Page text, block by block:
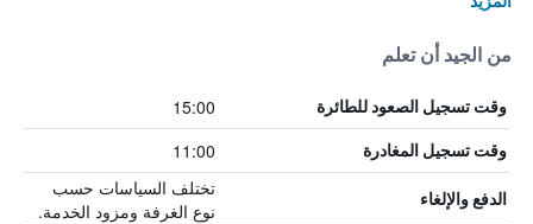
من الجيد أن تعلم
وقت تسجيل الصعود للطائرة 15:00
وقت تسجيل المغادرة 11:00
الدفع والإلغاء
تختلف السياسات حسب
نوع الغرفة ومزود الخدمة.